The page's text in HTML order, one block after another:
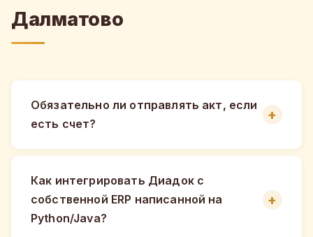
Далматово
Обязательно ли отправлять акт, если
есть счет?
Как интегрировать Диадок с
собственной ERP написанной на
Python/Java?